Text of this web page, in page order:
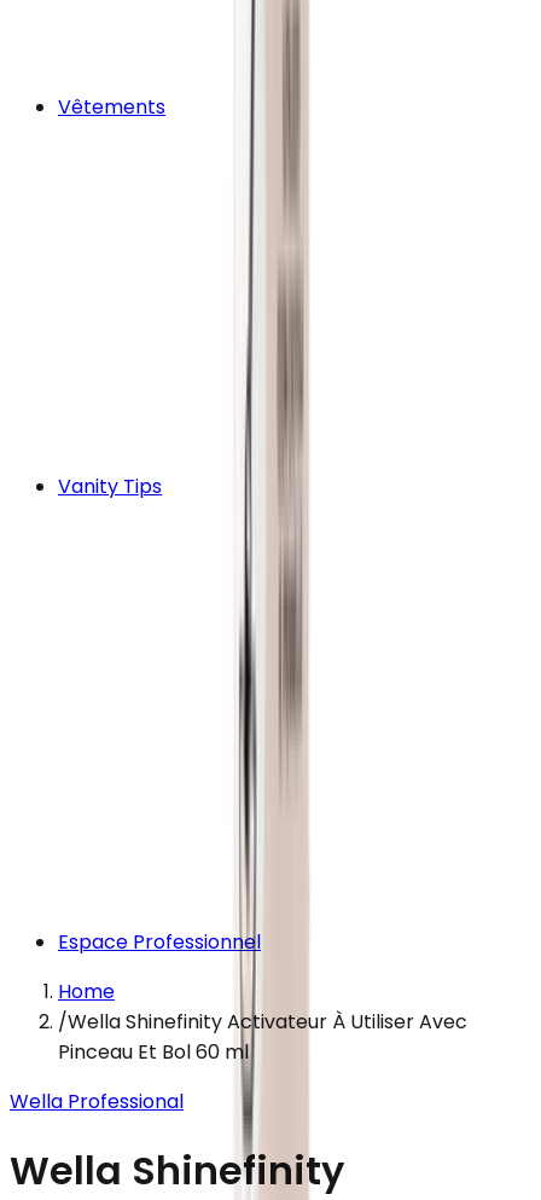
Vêtements
Vanity Tips
Espace Professionnel
Home
/Wella Shinefinity Activateur À Utiliser Avec
Pinceau Et Bol 60 ml
Wella Professional
Wella Shinefinity